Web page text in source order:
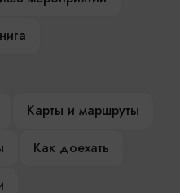
Карты и маршруты
Как доехать